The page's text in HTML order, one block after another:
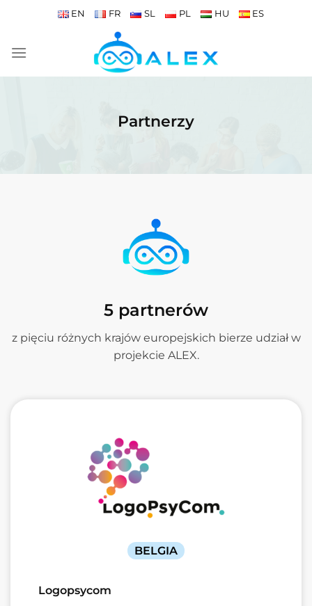
EN FR SL PL HU ES
Partnerzy
5 partnerów
z pięciu różnych krajów europejskich bierze udział w
projekcie ALEX.
BELGIA
Logopsycom